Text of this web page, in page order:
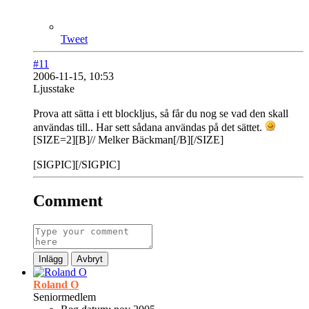
Tweet
#11
2006-11-15, 10:53
Ljusstake
Prova att sätta i ett blockljus, så får du nog se vad den skall
användas till.. Har sett sådana användas på det sättet.
[SIZE=2][B]// Melker Bäckman[/B][/SIZE]
[SIGPIC][/SIGPIC]
Comment
Inlägg Avbryt
Roland O
Seniormedlem